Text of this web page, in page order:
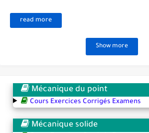
read more
Show more
Mécanique du point
Cours Exercices Corrigés Examens
Mécanique solide